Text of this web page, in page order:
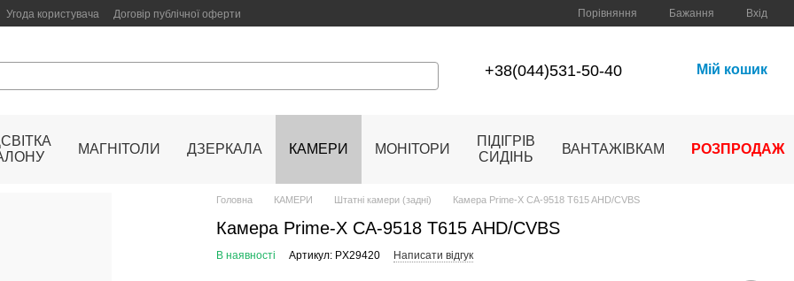
Угода користувача Договір публічної оферти Порівняння Бажання Вхід
+38(044)531-50-40 Мій кошик
МАГНІТОЛИ ДЗЕРКАЛА КАМЕРИ МОНІТОРИ
ПІДІГРІВ
СИДІНЬ
ВАНТАЖІВКАМ РОЗПРОДАЖ
Головна КАМЕРИ Штатні камери (задні) Камера Prime-X CA-9518 T615 AHD/CVBS
Камера Prime-X CA-9518 T615 AHD/CVBS
В наявності Артикул: PX29420 Написати відгук